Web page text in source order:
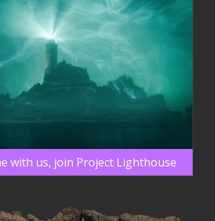
with us, join Project Lighthouse